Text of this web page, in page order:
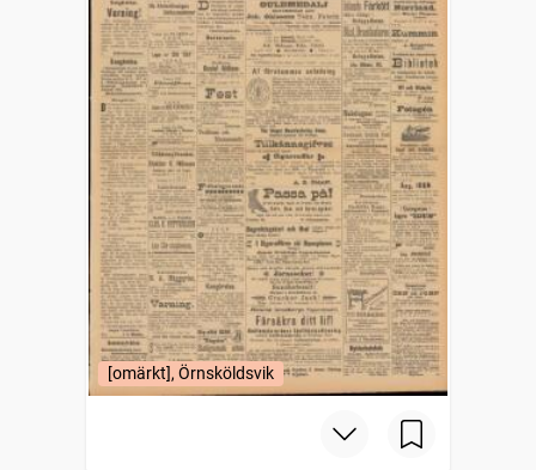
[omärkt], Örnsköldsvik